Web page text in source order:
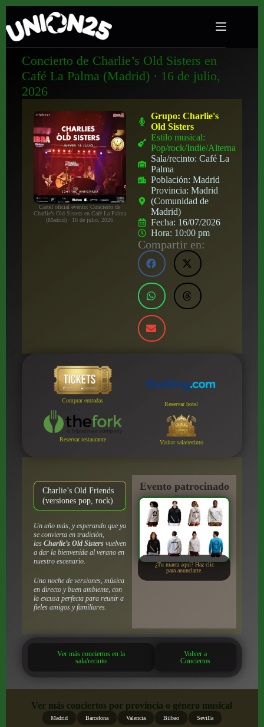
Concierto de Charlie’s Old Sisters en
Café La Palma (Madrid) · 16 de julio,
2026
Cartel oficial evento: Concierto de
Charlie’s Old Sisters en Café La Palma
(Madrid) · 16 de julio, 2026
Grupo:Charlie's
Old Sisters
Estilo musical:
Pop/rock/Indie/Alternativo
Sala/recinto:Café La
Palma
Población:Madrid
Provincia:Madrid
(Comunidad de
Madrid)
Fecha: 16/07/2026
Hora: 10:00 pm
Compartir en:
Comprar entradas
Reservar hotel
Reservar restaurante Visitar sala/recinto
Charlie’s Old Friends
(versiones pop, rock)
Un año más, y esperando que ya
se convierta en tradición,
las Charlie’s Old Sistersvuelven
a dar la bienvenida al verano en
nuestro escenario.
Una noche de versiones, música
en directo y buen ambiente, con
la excusa perfecta para reunir a
fieles amigos y familiares.
Evento patrocinado
por:
¿Tu marca aquí? Haz clic
para anunciarte.
Ver más conciertos en la
sala/recinto
Volver a
Conciertos
Ver más conciertos por provincia o género musical
Madrid Barcelona Valencia Bilbao Sevilla